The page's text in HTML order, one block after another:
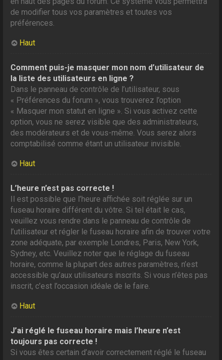
de modifier tous vos paramètres et toutes vos
préférences.
Haut
Comment puis-je masquer mon nom d’utilisateur de
la liste des utilisateurs en ligne ?
Dans le panneau de contrôle de l’utilisateur, sous
« Préférences du forum », vous trouverez l’option
« Masquer mon statut en ligne ». Si vous activez cette
option, vous ne serez visible que des administrateurs,
des modérateurs et de vous-même. Vous serez alors
comptabilisé comme étant un utilisateur invisible.
Haut
L’heure n’est pas correcte !
Il est possible que l’heure affichée soit réglée sur un
fuseau horaire différent du vôtre. Si tel était le cas,
veuillez vous rendre dans le panneau de contrôle de
l’utilisateur et régler le fuseau horaire afin de trouver votre
zone adéquate, par exemple Londres, Paris, New York,
Sydney, etc. Veuillez noter que le réglage du fuseau
horaire, comme la plupart des autres paramètres, n’est
accessible qu’aux utilisateurs inscrits. Si vous n’êtes pas
inscrit, c’est l’occasion idéale de le faire.
Haut
J’ai réglé le fuseau horaire mais l’heure n’est
toujours pas correcte !
Si vous êtes certain d’avoir correctement réglé le fuseau